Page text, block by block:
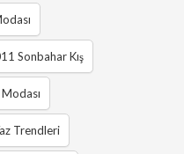
Sonbahar Kış
Trendleri